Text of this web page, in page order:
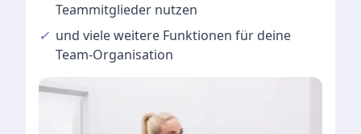
Teammitglieder nutzen
✓ und vieleweitere Funktionen für deine
Team-Organisation